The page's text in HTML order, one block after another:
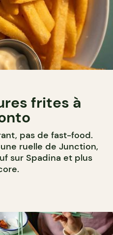
frites à
pas de fast-food.
ruelle de Junction,
sur Spadina et plus